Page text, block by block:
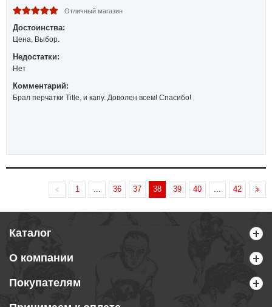
Отличный магазин
Достоинства:
Цена, Выбор.
Недостатки:
Нет
Комментарий:
Брал перчатки Title, и капу. Доволен всем! Спасибо!
1 36 37 38 39 40 42
Каталог
О компании
Покупателям